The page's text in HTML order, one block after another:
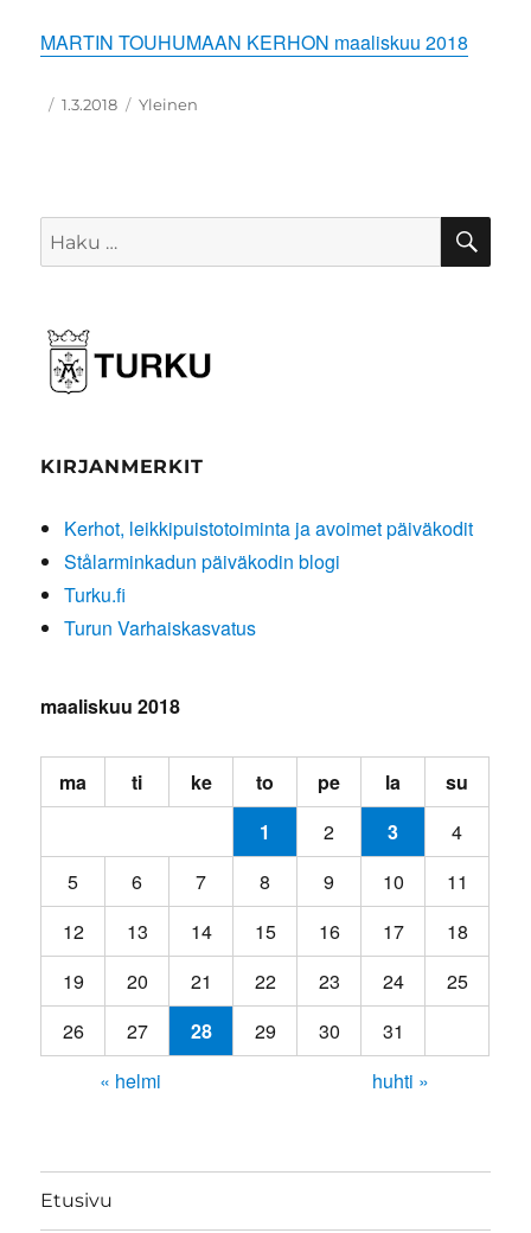
MARTIN TOUHUMAAN KERHON maaliskuu 2018
Kirjoittaja
Julkaistu
1.3.2018 Kategoriat
Yleinen
Etsi:
KIRJANMERKIT
Kerhot, leikkipuistotoiminta ja avoimet päiväkodit
Stålarminkadun päiväkodin blogi
Turku.fi
Turun Varhaiskasvatus
maaliskuu 2018
ma ti ke to pe la
su
1
2 3
4
5
6 7 8 9 10
11
12
13 14 15 16 17
18
19
20 21 22 23 24
25
26
27 28 29 30
31
« helmi
huhti »
Etusivu